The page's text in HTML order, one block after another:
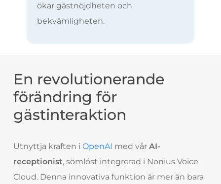
ökar gästnöjdheten och
bekvämligheten.
En revolutionerande
förändring för
gästinteraktion
Utnyttja kraften i OpenAI med vår AI-
receptionist, sömlöst integrerad i Nonius Voice
Cloud. Denna innovativa funktion är mer än bara